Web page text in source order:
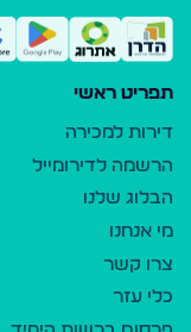
תפריט ראשי
דירות למכירה
הרשמה לדירומייל
הבלוג שלנו
מי אנחנו
צרו קשר
כלי עזר